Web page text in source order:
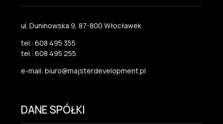
ul. Duninowska 9, 87-800 Włocławek
tel.: 608 495 355
tel.: 608 495 255
e-mail: biuro@majsterdevelopment.pl
DANE SPÓŁKI